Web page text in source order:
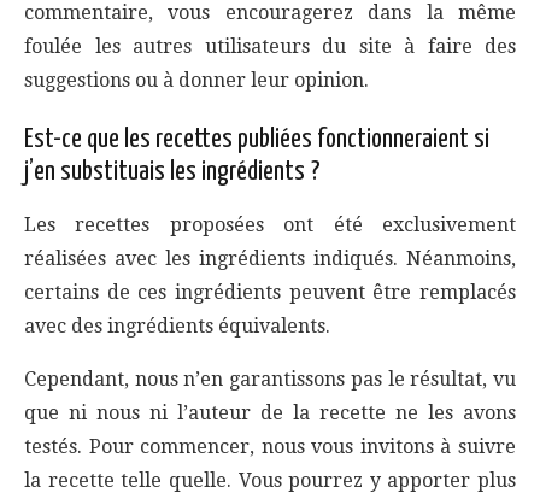
commentaire, vous encouragerez dans la même
foulée les autres utilisateurs du site à faire des
suggestions ou à donner leur opinion.
Est-ce que les recettes publiées fonctionneraient si
j’en substituais les ingrédients ?
Les recettes proposées ont été exclusivement
réalisées avec les ingrédients indiqués. Néanmoins,
certains de ces ingrédients peuvent être remplacés
avec des ingrédients équivalents.
Cependant, nous n’en garantissons pas le résultat, vu
que ni nous ni l’auteur de la recette ne les avons
testés. Pour commencer, nous vous invitons à suivre
la recette telle quelle. Vous pourrez y apporter plus